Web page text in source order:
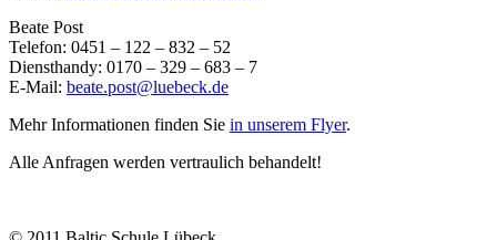
Beate Post
Telefon: 0451 – 122 – 832 – 52
Diensthandy: 0170 – 329 – 683 – 7
E-Mail: beate.post@luebeck.de
Mehr Informationen finden Sie in unserem Flyer.
Alle Anfragen werden vertraulich behandelt!